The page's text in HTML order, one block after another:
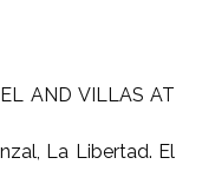
AND VILLAS AT
La Libertad. El